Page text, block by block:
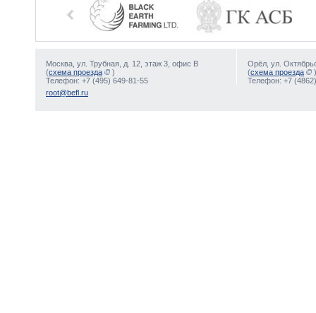
Москва, ул. Трубная, д. 12, этаж 3, офис В
(схема проезда
)
Телефон: +7 (495) 649-81-55
Орёл, ул.
(схема проезда
)
Телефон: +7
root@befl.ru